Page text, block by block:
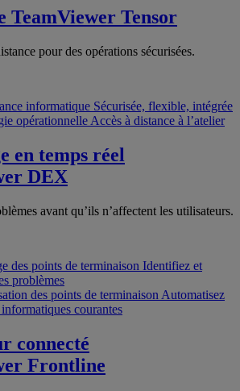
TeamViewer Tensor
pour des opérations sécurisées.
informatique Sécurisée, flexible, intégrée
opérationnelle Accès à distance à l’atelier
en temps réel
DEX
avant qu’ils n’affectent les utilisateurs.
des points de terminaison Identifiez et
problèmes
des points de terminaison Automatisez
informatiques courantes
connecté
Frontline